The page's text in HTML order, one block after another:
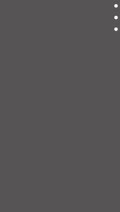
●
●
●